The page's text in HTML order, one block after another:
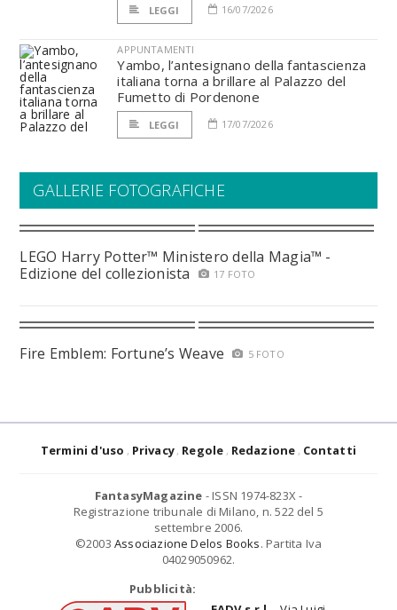
LEGGI 16/07/2026
APPUNTAMENTI
Yambo, l’antesignano della fantascienza
italiana torna a brillare al Palazzo del
Fumetto di Pordenone
LEGGI 17/07/2026
GALLERIE FOTOGRAFICHE
LEGO Harry Potter™ Ministero della Magia™ -
Edizione del collezionista
17 FOTO
Fire Emblem: Fortune’s Weave 5 FOTO
Termini d'uso Privacy Regole Redazione Contatti
FantasyMagazine - ISSN 1974-823X -
Registrazione tribunale di Milano, n. 522 del 5
settembre 2006.
©2003 Associazione Delos Books. Partita Iva
04029050962.
Pubblicità: